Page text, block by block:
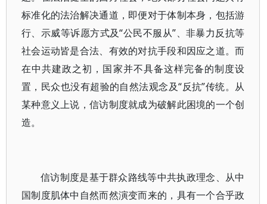
标准化的法治解决通道，即便对于体制本身，包括游
行、示威等诉愿方式及“公民不服从”、非暴力反抗等
社会运动皆是合法、有效的对抗手段和因应之道。而
在中共建政之初，国家并不具备这样完备的制度设
置，民众也没有超验的自然法观念及“反抗”传统。从
某种意义上说，信访制度就成为破解此困境的一个创
造。
信访制度是基于群众路线等中共执政理念、从中
国制度肌体中自然而然演变而来的，具有一个合乎政